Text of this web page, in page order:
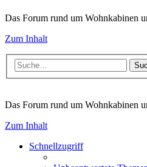
Das Forum rund um Wohnkabinen
Zum Inhalt
Das Forum rund um Wohnkabinen
Zum Inhalt
Schnellzugriff